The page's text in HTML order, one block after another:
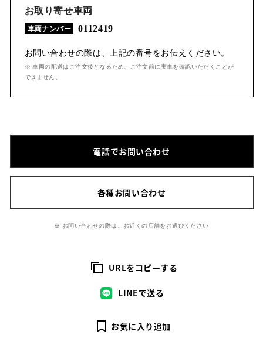
お取り寄せ車両
車両ナンバー 0112419
お問い合わせの際は、上記の番号をお伝えください。
※ 車両の配送はご注文後となるため、ご注文前に実車を確認いただくことが
できません。
電話でお問い合わせ
各種お問い合わせ
※ お問い合わせの際は、お近くの店舗をお選びください
URLをコピーする
LINEで送る
お気に入り追加